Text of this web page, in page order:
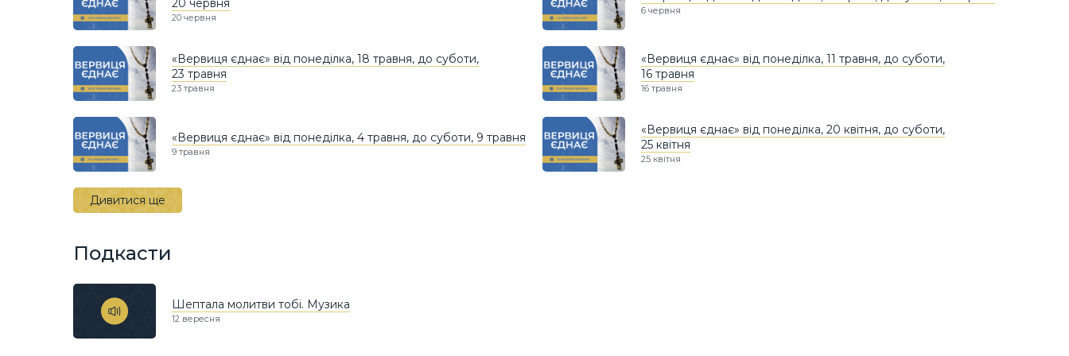
20 червня
20 червня
6 червня
«Вервиця єднає» від понеділка, 18 травня, до суботи,
23 травня
23 травня
«Вервиця єднає» від понеділка, 11 травня, до суботи,
16 травня
16 травня
«Вервиця єднає» від понеділка, 4 травня, до суботи, 9 травня
9 травня
«Вервиця єднає» від понеділка, 20 квітня, до суботи,
25 квітня
25 квітня
Дивитися ще
Подкасти
Шептала молитви тобі. Музика
12 вересня